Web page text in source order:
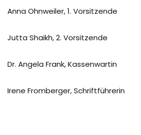
Anna Ohnweiler, 1. Vorsitzende
Jutta Shaikh, 2. Vorsitzende
Dr. Angela Frank, Kassenwartin
Irene Fromberger, Schriftführerin